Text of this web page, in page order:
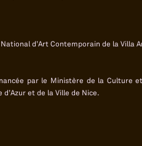
d’Art Contemporain de la Villa
par le Ministère de la Culture
d’Azur et de la Ville de Nice.